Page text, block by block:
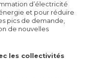
d’électricité
et pour réduire
pics de demande,
de nouvelles
les collectivités